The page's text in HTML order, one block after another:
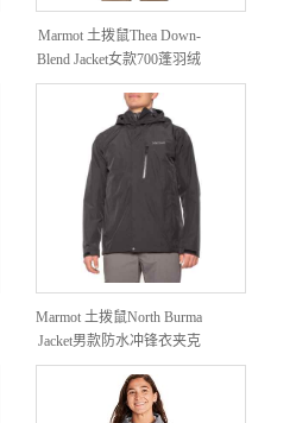
Marmot 土拨鼠Thea Down-
Blend Jacket女款700蓬羽绒
服
Marmot 土拨鼠North Burma
Jacket男款防水冲锋衣夹克